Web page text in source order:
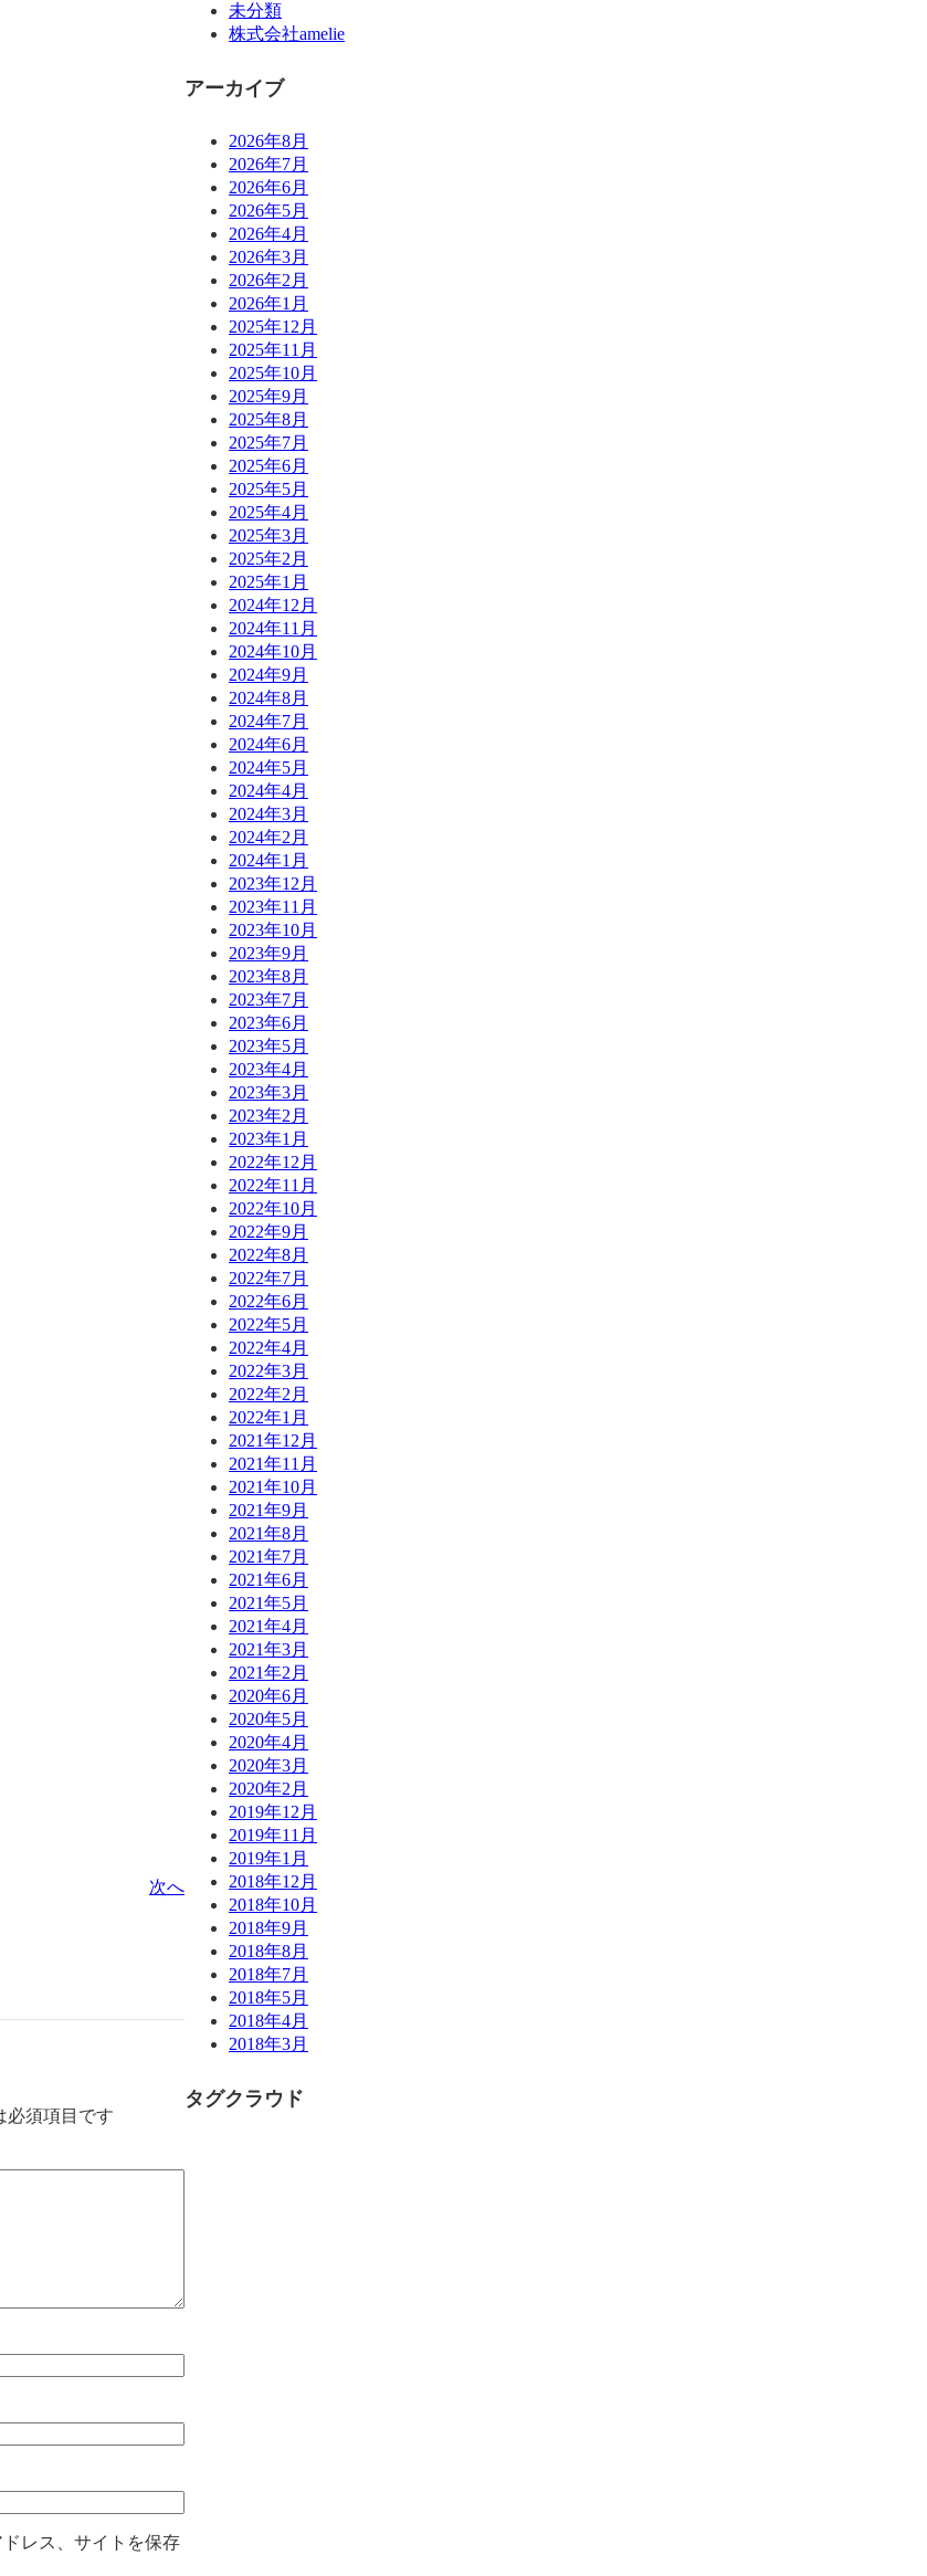
次へ
必須項目です
レス、サイトを保存
未分類
株式会社amelie
アーカイブ
2026年8月
2026年7月
2026年6月
2026年5月
2026年4月
2026年3月
2026年2月
2026年1月
2025年12月
2025年11月
2025年10月
2025年9月
2025年8月
2025年7月
2025年6月
2025年5月
2025年4月
2025年3月
2025年2月
2025年1月
2024年12月
2024年11月
2024年10月
2024年9月
2024年8月
2024年7月
2024年6月
2024年5月
2024年4月
2024年3月
2024年2月
2024年1月
2023年12月
2023年11月
2023年10月
2023年9月
2023年8月
2023年7月
2023年6月
2023年5月
2023年4月
2023年3月
2023年2月
2023年1月
2022年12月
2022年11月
2022年10月
2022年9月
2022年8月
2022年7月
2022年6月
2022年5月
2022年4月
2022年3月
2022年2月
2022年1月
2021年12月
2021年11月
2021年10月
2021年9月
2021年8月
2021年7月
2021年6月
2021年5月
2021年4月
2021年3月
2021年2月
2020年6月
2020年5月
2020年4月
2020年3月
2020年2月
2019年12月
2019年11月
2019年1月
2018年12月
2018年10月
2018年9月
2018年8月
2018年7月
2018年5月
2018年4月
2018年3月
タグクラウド